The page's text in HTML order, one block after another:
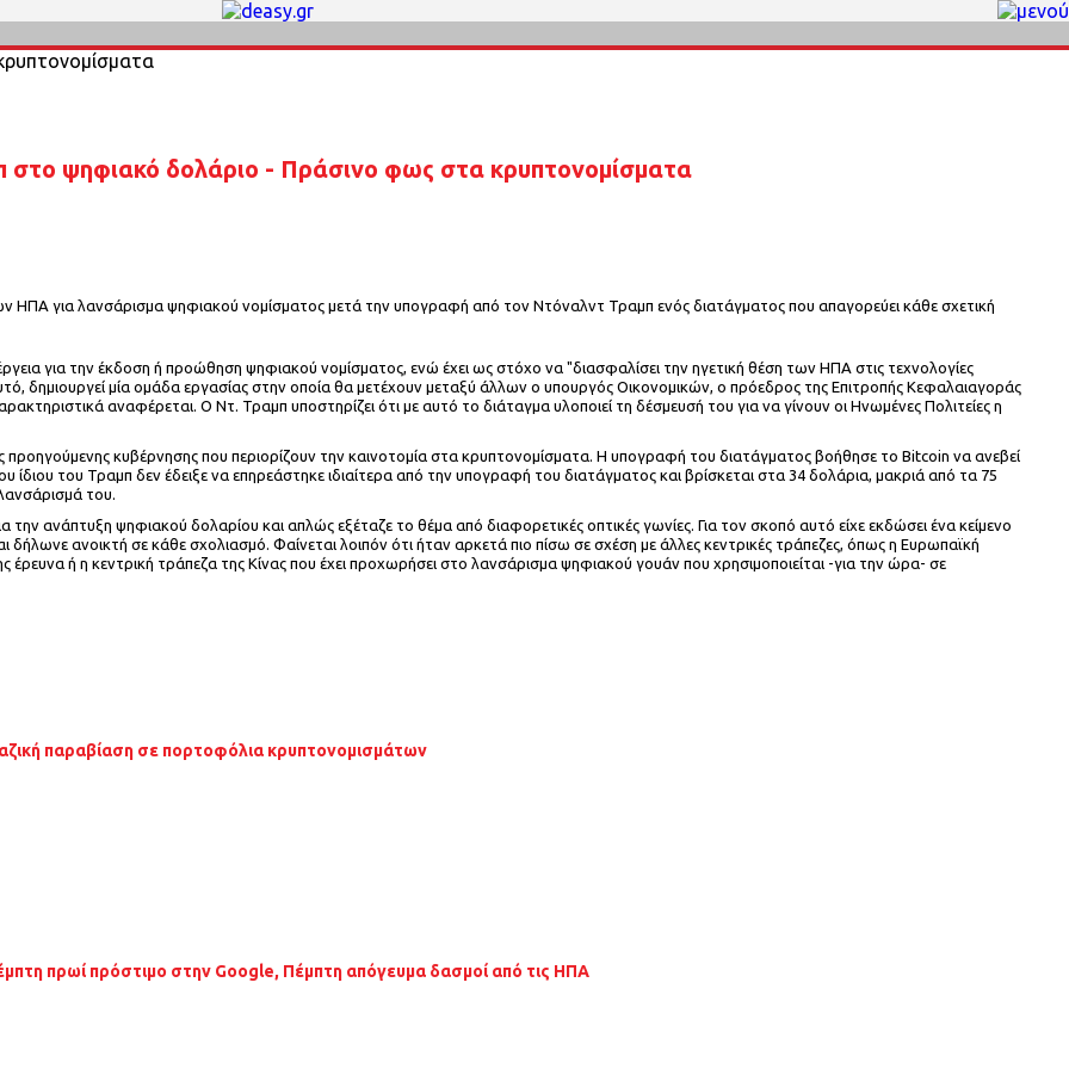
στο ψηφιακό δολάριο - Πράσινο φως στα κρυπτονομίσματα
ΗΠΑ για λανσάρισμα ψηφιακού νομίσματος μετά την υπογραφή από τον Ντόναλντ Τραμπ ενός διατάγματος που απαγορεύει κάθε σχετική
για την έκδοση ή προώθηση ψηφιακού νομίσματος, ενώ έχει ως στόχο να "διασφαλίσει την ηγετική θέση των ΗΠΑ στις τεχνολογίες
δημιουργεί μία ομάδα εργασίας στην οποία θα μετέχουν μεταξύ άλλων ο υπουργός Οικονομικών, ο πρόεδρος της Επιτροπής Κεφαλαιαγοράς
αναφέρεται. Ο Ντ. Τραμπ υποστηρίζει ότι με αυτό το διάταγμα υλοποιεί τη δέσμευσή του για να γίνουν οι Ηνωμένες Πολιτείες η
κυβέρνησης που περιορίζουν την καινοτομία στα κρυπτονομίσματα. Η υπογραφή του διατάγματος βοήθησε το Bitcoin να ανεβεί
του Τραμπ δεν έδειξε να επηρεάστηκε ιδιαίτερα από την υπογραφή του διατάγματος και βρίσκεται στα 34 δολάρια, μακριά από τα 75
του.
ανάπτυξη ψηφιακού δολαρίου και απλώς εξέταζε το θέμα από διαφορετικές οπτικές γωνίες. Για τον σκοπό αυτό είχε εκδώσει ένα κείμενο
ανοικτή σε κάθε σχολιασμό. Φαίνεται λοιπόν ότι ήταν αρκετά πιο πίσω σε σχέση με άλλες κεντρικές τράπεζες, όπως η Ευρωπαϊκή
έρευνα ή η κεντρική τράπεζα της Κίνας που έχει προχωρήσει στο λανσάρισμα ψηφιακού γουάν που χρησιμοποιείται -για την ώρα- σε
παραβίαση σε πορτοφόλια κρυπτονομισμάτων
πρωί πρόστιμο στην Google, Πέμπτη απόγευμα δασμοί από τις ΗΠΑ